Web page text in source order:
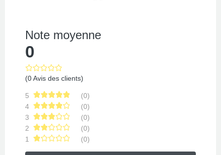
Note moyenne
0
(0 Avis des clients)
5
(0)
4
(0)
3
(0)
2
(0)
1
(0)